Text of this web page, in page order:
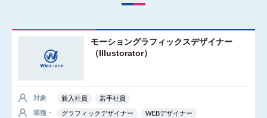
モーショングラフィックスデザイナー
（Illustorator）
対象 新入社員
若手社員
業種・
グラフィックデザイナー WEBデザイナー